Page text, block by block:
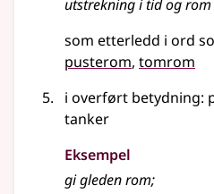
utstrekning i tid ogrom
som etterledd i ord
pusterom tomrom
i overført betydning:
tanker
Eksempel
gi gledenrom;